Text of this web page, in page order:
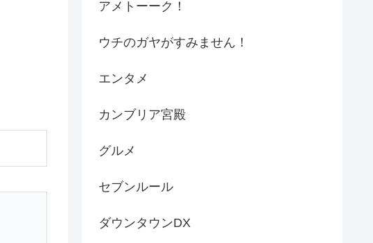
アメトーーク！
ウチのガヤがすみません！
エンタメ
カンブリア宮殿
グルメ
セブンルール
ダウンタウンDX